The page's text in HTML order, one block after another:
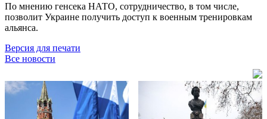
По мнению генсека НАТО, сотрудничество, в том числе,
позволит Украине получить доступ к военным тренировкам
альянса.
Версия для печати
Все новости